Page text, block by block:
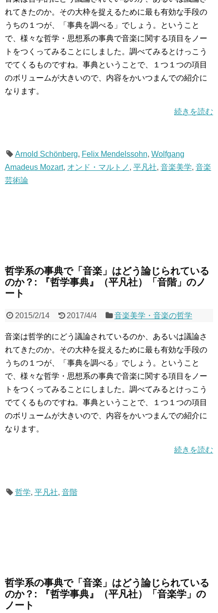
れてきたのか。その大枠を捉えるために最も有効な手段の
うちの１つが、「事典を調べる」でしょう。ということ
で、様々な哲学・思想系の事典で音楽に関する項目をノー
トをつくってみることにしました。調べてみるとけっこう
でてくるものですね。事典ということで、１つ１つの項目
のボリュームが大きいので、内容をかいつまんでの紹介に
なります。
続きを読む
Arnold Schönberg, Felix Mendelssohn, Wolfgang
Amadeus Mozart, オンド・マルトノ , 平凡社, 音楽美学, 音楽
芸術論
哲学系の事典で「音楽」はどう論じられている
のか？: 『哲学事典』（平凡社）「音階」のノ
ート
2015/2/14 2017/4/4 音楽美学・音楽の哲学
音楽は哲学的にどう議論されているのか、あるいは議論さ
れてきたのか。その大枠を捉えるために最も有効な手段の
うちの１つが、「事典を調べる」でしょう。ということ
で、様々な哲学・思想系の事典で音楽に関する項目をノー
トをつくってみることにしました。調べてみるとけっこう
でてくるものですね。事典ということで、１つ１つの項目
のボリュームが大きいので、内容をかいつまんでの紹介に
なります。
続きを読む
哲学, 平凡社, 音階
哲学系の事典で「音楽」はどう論じられている
のか？: 『哲学事典』（平凡社）「音楽学」の
ノート